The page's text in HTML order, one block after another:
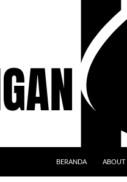
BERANDA ABOUT